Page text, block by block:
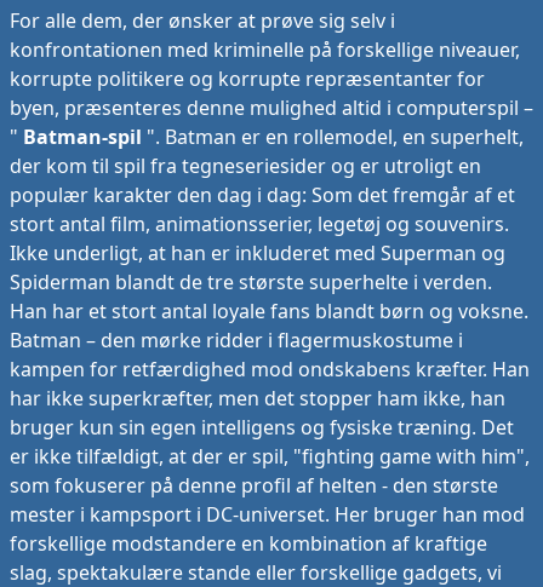
For alle dem, der ønsker at prøve sig selv i
konfrontationen med kriminelle på forskellige niveauer,
korrupte politikere og korrupte repræsentanter for
byen, præsenteres denne mulighed altid i computerspil –
" Batman-spil ". Batman er en rollemodel, en superhelt,
der kom til spil fra tegneseriesider og er utroligt en
populær karakter den dag i dag: Som det fremgår af et
stort antal film, animationsserier, legetøj og souvenirs.
Ikke underligt, at han er inkluderet med Superman og
Spiderman blandt de tre største superhelte i verden.
Han har et stort antal loyale fans blandt børn og voksne.
Batman – den mørke ridder i flagermuskostume i
kampen for retfærdighed mod ondskabens kræfter. Han
har ikke superkræfter, men det stopper ham ikke, han
bruger kun sin egen intelligens og fysiske træning. Det
er ikke tilfældigt, at der er spil, "fighting game with him",
som fokuserer på denne profil af helten - den største
mester i kampsport i DC-universet. Her bruger han mod
forskellige modstandere en kombination af kraftige
slag, spektakulære stande eller forskellige gadgets, vi